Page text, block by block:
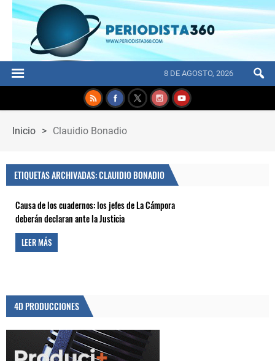
8 DE AGOSTO, 2026
Inicio > Clauidio Bonadio
ETIQUETAS ARCHIVADAS: CLAUIDIO BONADIO
Causa de los cuadernos: los jefes de La Cámpora
deberán declaran ante la Justicia
LEER MÁS
4D PRODUCCIONES